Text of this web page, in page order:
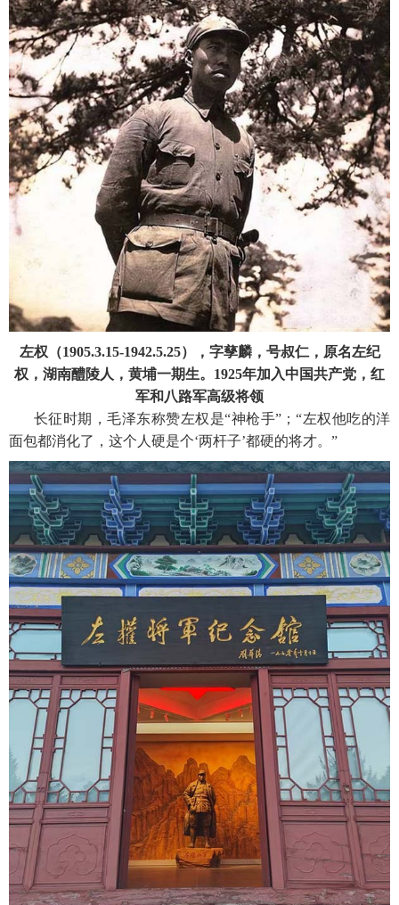
左权（1905.3.15-1942.5.25），字孳麟，号叔仁，原名左纪
权，湖南醴陵人，黄埔一期生。1925年加入中国共产党，红
军和八路军高级将领
长征时期，毛泽东称赞左权是“神枪手”；“左权他吃的洋
面包都消化了，这个人硬是个‘两杆子’都硬的将才。”